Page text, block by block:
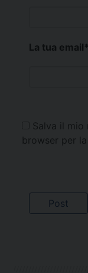
La tua email*
Salva il mio
browser per